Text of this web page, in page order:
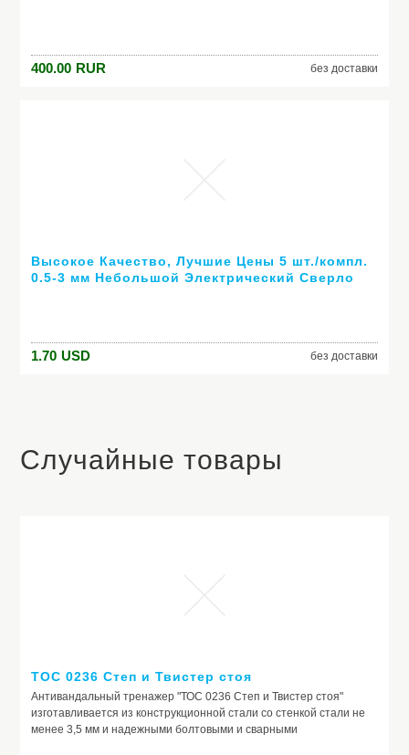
400.00 RUR без доставки
Высокое Качество, Лучшие Цены 5 шт./компл.
0.5-3 мм Небольшой Электрический Сверло
1.70 USD без доставки
Случайные товары
ТОС 0236 Степ и Твистер стоя
​Антивандальный тренажер "ТОС 0236 Степ и Твистер стоя"
изготавливается из конструкционной стали со стенкой стали не
менее 3,5 мм и надежными болтовыми и сварными